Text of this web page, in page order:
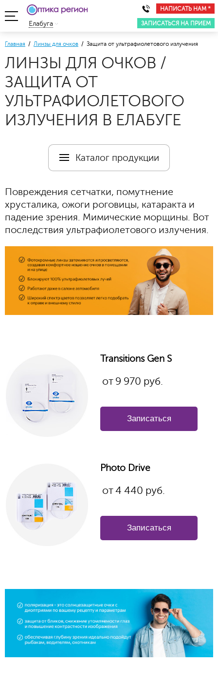
НАПИСАТЬ НАМ *
ЗАПИСАТЬСЯ НА ПРИЕМ
Елабуга
Главная / Линзы для очков / Защита от ультрафиолетового излучения
ЛИНЗЫ ДЛЯ ОЧКОВ /
ЗАЩИТА ОТ
УЛЬТРАФИОЛЕТОВОГО
ИЗЛУЧЕНИЯ В ЕЛАБУГЕ
Каталог продукции
Повреждения сетчатки, помутнение
хрусталика, ожоги роговицы, катаракта и
падение зрения. Мимические морщины. Вот
последствия ультрафиолетового излучения.
Transitions Gen S
от 9 970 руб.
Записаться
Photo Drive
от4 440 руб.
Записаться